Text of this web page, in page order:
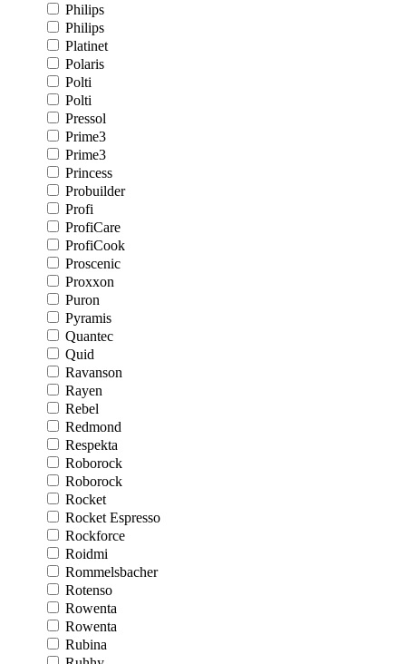
Philips
Philips
Platinet
Polaris
Polti
Polti
Pressol
Prime3
Prime3
Princess
Probuilder
Profi
ProfiCare
ProfiCook
Proscenic
Proxxon
Puron
Pyramis
Quantec
Quid
Ravanson
Rayen
Rebel
Redmond
Respekta
Roborock
Roborock
Rocket
Rocket Espresso
Rockforce
Roidmi
Rommelsbacher
Rotenso
Rowenta
Rowenta
Rubina